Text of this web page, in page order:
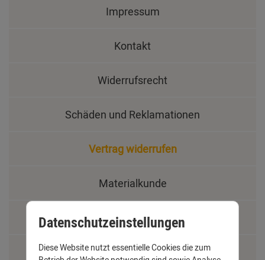
Impressum
Kontakt
Widerrufsrecht
Schäden und Reklamationen
Vertrag widerrufen
Materialkunde
Fachbegriffe
Jobs
Datenschutzeinstellungen
Diese Website nutzt essentielle Cookies die zum